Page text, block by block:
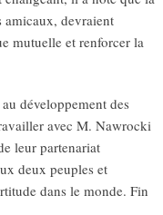
amicaux, devraient
mutuelle et renforcer la
développement des
avec M. Nawrocki
leur partenariat
deux peuples et
dans le monde. Fin